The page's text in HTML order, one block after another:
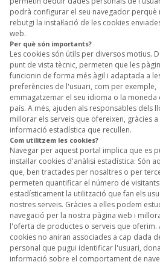
podrà configurar el seu navegador perquè
rebutgi la instaŀlació de les cookies
web.
Per què són importants?
Les cookies són útils per diversos motius.
punt de vista tècnic, permeten que les
funcionin de forma més àgil i adaptada a
preferències de l'usuari, com per exemple,
emmagatzemar el seu idioma o la moneda
país. A més, ajuden als responsables dels
millorar els serveis que ofereixen, gràcies a
informació estadística que recullen.
Com utilitzem les cookies?
Navegar per aquest portal implica que es
instaŀlar cookies d'anàlisi estadística: Són
que, ben tractades per nosaltres o per
permeten quantificar el número de
estadísticament la utilització que fan els
nostres serveis. Gràcies a elles podem
navegació per la nostra pàgina web i
l'oferta de productes o serveis que oferim.
cookies no aniran associades a cap dada
personal que pugui identificar l'usuari,
informació sobre el comportament de